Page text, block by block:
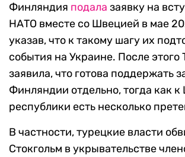
Финляндия подала заявку на
НАТО вместе со Швецией в мае
указав, что к такому шагу их
события на Украине. После этого
заявила, что готова поддержать
Финляндии отдельно, тогда как
республики есть несколько
В частности, турецкие власти
Стокгольм в укрывательстве